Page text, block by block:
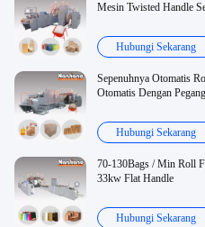
Mesin Twisted Handle
Hubungi Sekarang
Sepenuhnya Otomatis
Otomatis Dengan
Hubungi Sekarang
70-130Bags / Min Roll
33kw Flat Handle
Hubungi Sekarang